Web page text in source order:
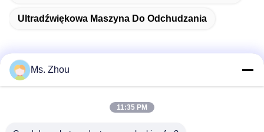
Ultradźwiękowa Maszyna Do Odchudzania
Ms. Zhou
11:35 PM